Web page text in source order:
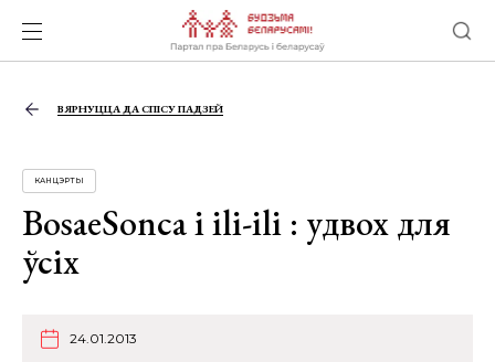
ВЯРНУЦЦА ДА СПІСУ ПАДЗЕЙ
КАНЦЭРТЫ
BosaeSonca і ili-ili : удвох для
ўсіх
24.01.2013